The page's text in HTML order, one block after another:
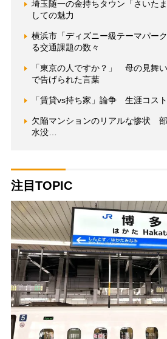
埼玉随一の金持ちタウン「さいた
しての魅力
横浜市「ディズニー級テーマパー
る交通課題の数々
「東京の人ですか？」 母の見舞
で告げられた言葉
「賃貸vs持ち家」論争 生涯コス
欠陥マンションのリアルな惨状
水没…
注目TOPIC